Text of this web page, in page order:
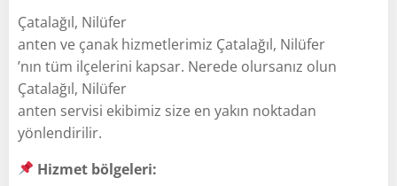
Çatalağıl, Nilüfer
anten ve çanak hizmetlerimiz Çatalağıl, Nilüfer
’nın tüm ilçelerini kapsar. Nerede olursanız olun
Çatalağıl, Nilüfer
anten servisi ekibimiz size en yakın noktadan
yönlendirilir.
Hizmet bölgeleri: